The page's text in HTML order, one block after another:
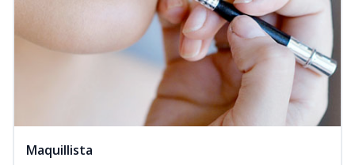
Maquillista